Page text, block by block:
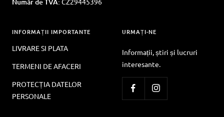
INFORMAȚII IMPORTANTE
LIVRARE SI PLATA
TERMENI DE AFACERI
PROTECȚIA DATELOR
PERSONALE
URMAȚI-NE
Informații, știri și lucruri
interesante.